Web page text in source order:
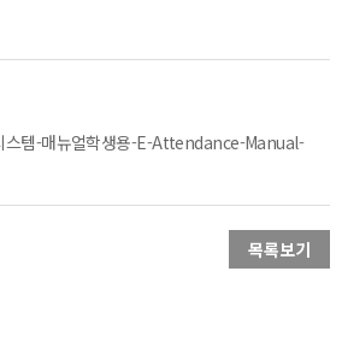
스템-매뉴얼학생용-E-Attendance-Manual-
목록보기